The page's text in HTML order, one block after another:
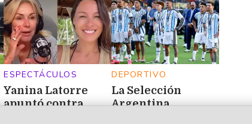
ESPECTÁCULOS
Yanina Latorre
apuntó contra
DEPORTIVO
La Selección
Argentina